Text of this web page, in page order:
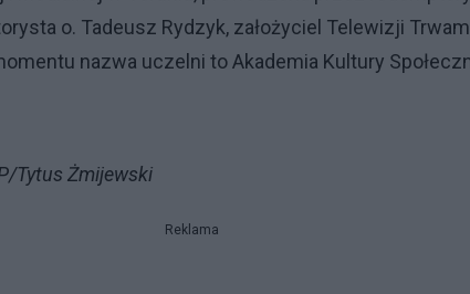
o. Tadeusz Rydzyk, założyciel Telewizji
nazwa uczelni to Akademia Kultury
Tytus Żmijewski
Reklama